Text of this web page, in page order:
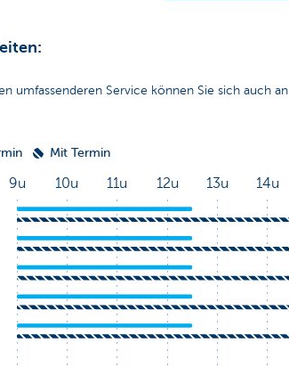
umfassenderen Service können Sie sich auch an